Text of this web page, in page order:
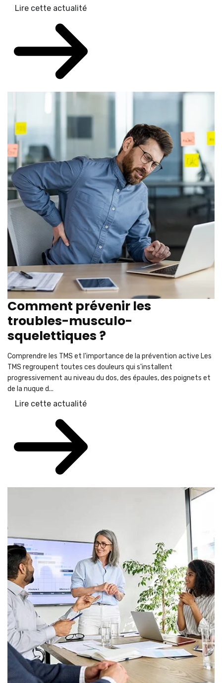
Lire cette actualité
Comment prévenir les
troubles-musculo-
squelettiques ?
Comprendre les TMS et l'importance de la prévention active Les
TMS regroupent toutes ces douleurs qui s'installent
progressivement au niveau du dos, des épaules, des poignets et
de la nuque d...
Lire cette actualité